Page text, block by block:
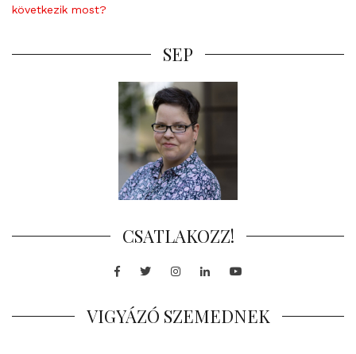
következik most?
SEP
CSATLAKOZZ!
Facebook
TwitterInstagram
LinkedInYoutube
VIGYÁZÓ SZEMEDNEK